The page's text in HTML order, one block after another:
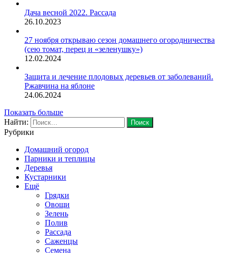
Дача весной 2022. Рассада
26.10.2023
27 ноября открываю сезон домашнего огородничества
(сею томат, перец и «зеленушку»)
12.02.2024
Защита и лечение плодовых деревьев от заболеваний.
Ржавчина на яблоне
24.06.2024
Показать больше
Найти:
Рубрики
Домашний огород
Парники и теплицы
Деревья
Кустарники
Ещё
Грядки
Овощи
Зелень
Полив
Рассада
Саженцы
Семена